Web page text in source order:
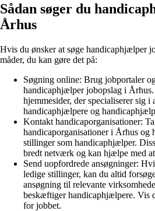
Sådan søger du
Århus
Hvis du ønsker at søge handicaphjælper
måder, du kan gøre det på:
Søgning online: Brug jobportaler
handicaphjælper jobopslag i
hjemmesider, der specialiserer sig
handicaphjælpere og
Kontakt handicaporganisationer:
handicaporganisationer i Århus og
stillinger som handicaphjælper.
bredt netværk og kan hjælpe med
Send uopfordrede ansøgninger:
ledige stillinger, kan du altid
ansøgning til relevante
beskæftiger handicaphjælpere. Vis
for jobbet.